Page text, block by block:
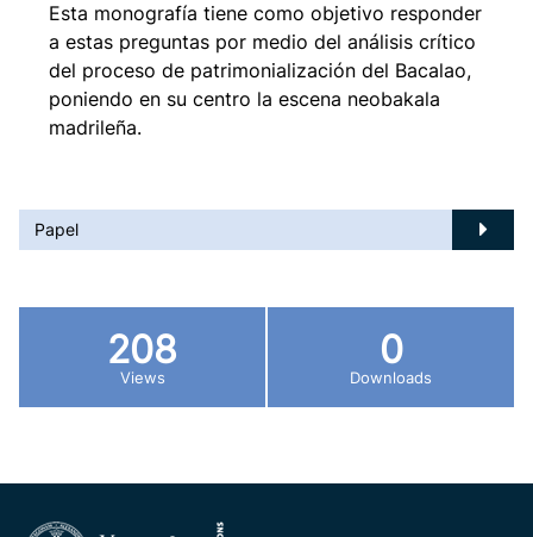
Esta monografía tiene como objetivo responder
a estas preguntas por medio del análisis crítico
del proceso de patrimonialización del Bacalao,
poniendo en su centro la escena neobakala
madrileña.
Papel
208
Views
0
Downloads